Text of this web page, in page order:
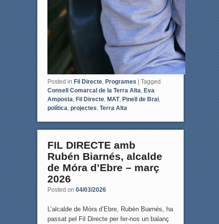
Posted in Fil Directe, Programes | Tagged
Consell Comarcal de la Terra Alta Eva
Amposta Fil Directe, MAT, Pinell de Brai,
política projectes Terra Alta
FIL DIRECTE amb
Rubén Biarnés, alcalde
de Móra d’Ebre – març
2026
Posted on 04/03/2026
L’alcalde de Móra d’Ebre, Rubén Biarnés, ha
passat pel Fil Directe per fer-nos un balanç